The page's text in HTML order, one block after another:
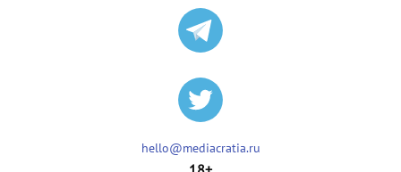
hello@mediacratia.ru